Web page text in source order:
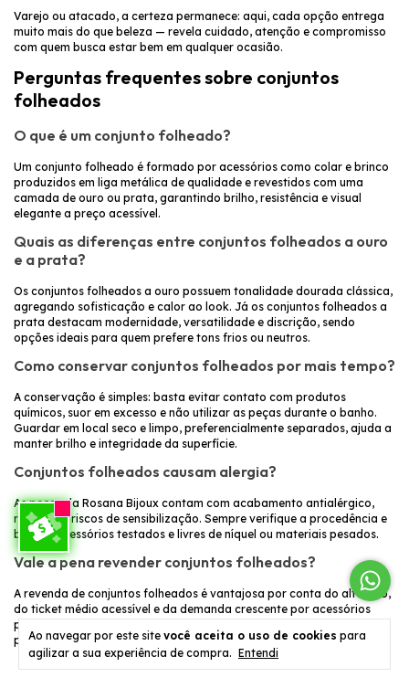
Ao navegar por este site você aceita o uso de cookies para
agilizar a sua experiência de compra. Entendi
Varejo ou atacado, a certeza permanece: aqui, cada opção entrega
muito mais do que beleza — revela cuidado, atenção e compromisso
com quem busca estar bem em qualquer ocasião.
Perguntas frequentes sobre conjuntos
folheados
O que é um conjunto folheado?
Um conjunto folheado é formado por acessórios como colar e brinco
produzidos em liga metálica de qualidade e revestidos com uma
camada de ouro ou prata, garantindo brilho, resistência e visual
elegante a preço acessível.
Quais as diferenças entre conjuntos folheados a ouro
e a prata?
Os conjuntos folheados a ouro possuem tonalidade dourada clássica,
agregando sofisticação e calor ao look. Já os conjuntos folheados a
prata destacam modernidade, versatilidade e discrição, sendo
opções ideais para quem prefere tons frios ou neutros.
Como conservar conjuntos folheados por mais tempo?
A conservação é simples: basta evitar contato com produtos
químicos, suor em excesso e não utilizar as peças durante o banho.
Guardar em local seco e limpo, preferencialmente separados, ajuda a
manter brilho e integridade da superfície.
Conjuntos folheados causam alergia?
As peças da Rosana Bijoux contam com acabamento antialérgico,
reduzindo riscos de sensibilização. Sempre verifique a procedência e
busque acessórios testados e livres de níquel ou materiais pesados.
Vale a pena revender conjuntos folheados?
A revenda de conjuntos folheados é vantajosa por conta do alto giro,
do ticket médio acessível e da demanda crescente por acessórios
práticos e de qualidade. O suporte eficiente da Rosana Bijoux e as
peças de acabamento superior garantem retorno seguro e positivo.